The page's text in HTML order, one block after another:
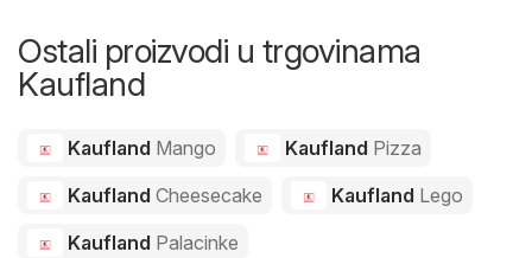
Ostali proizvodi u trgovinama
Kaufland
Kaufland Mango Kaufland Pizza
Kaufland Cheesecake Kaufland Lego
Kaufland Palacinke